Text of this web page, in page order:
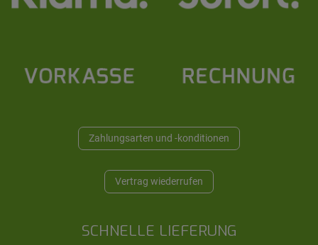
Zahlungsarten und -konditionen
Vertrag wiederrufen
SCHNELLE LIEFERUNG